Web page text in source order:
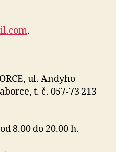
.
ul. Andyho
t. č. 057-73 213
8.00 do 20.00 h.